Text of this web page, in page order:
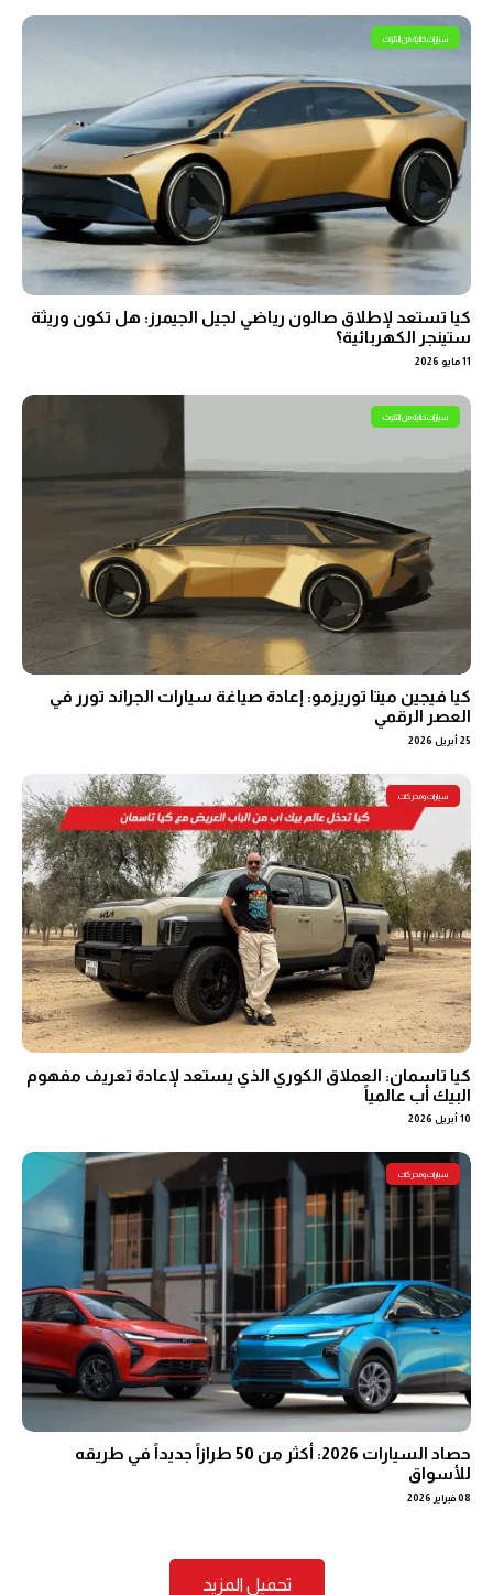
سيارات خالية من التلوث
كيا تستعد لإطلاق صالون رياضي لجيل الجيمرز: هل تكون وريثة
ستينجر الكهربائية؟
11 مايو 2026
سيارات خالية من التلوث
كيا فيجين ميتا توريزمو: إعادة صياغة سيارات الجراند تورر في
العصر الرقمي
25 أبريل 2026
سيارات ومحركات
كيا تاسمان: العملاق الكوري الذي يستعد لإعادة تعريف مفهوم
البيك أب عالمياً
10 أبريل 2026
سيارات ومحركات
حصاد السيارات 2026: أكثر من 50 طرازاً جديداً في طريقه
للأسواق
08 فبراير 2026
تحميل المزيد